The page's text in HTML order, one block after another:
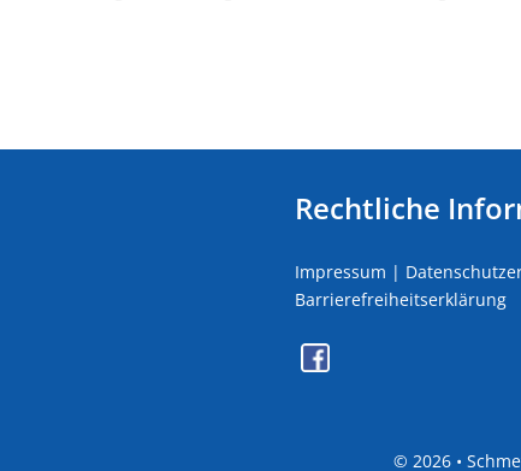
Rechtliche
Impressum |
Barrierefreiheitserklärung
© 2026 •